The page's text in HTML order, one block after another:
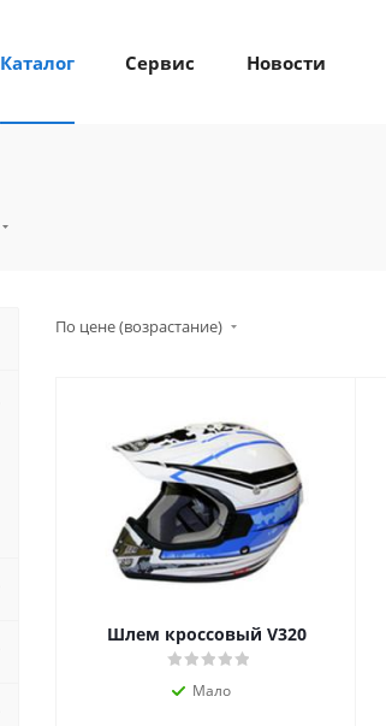
Каталог Сервис Новости
По цене (возрастание)
Шлем кроссовый V320
Мало